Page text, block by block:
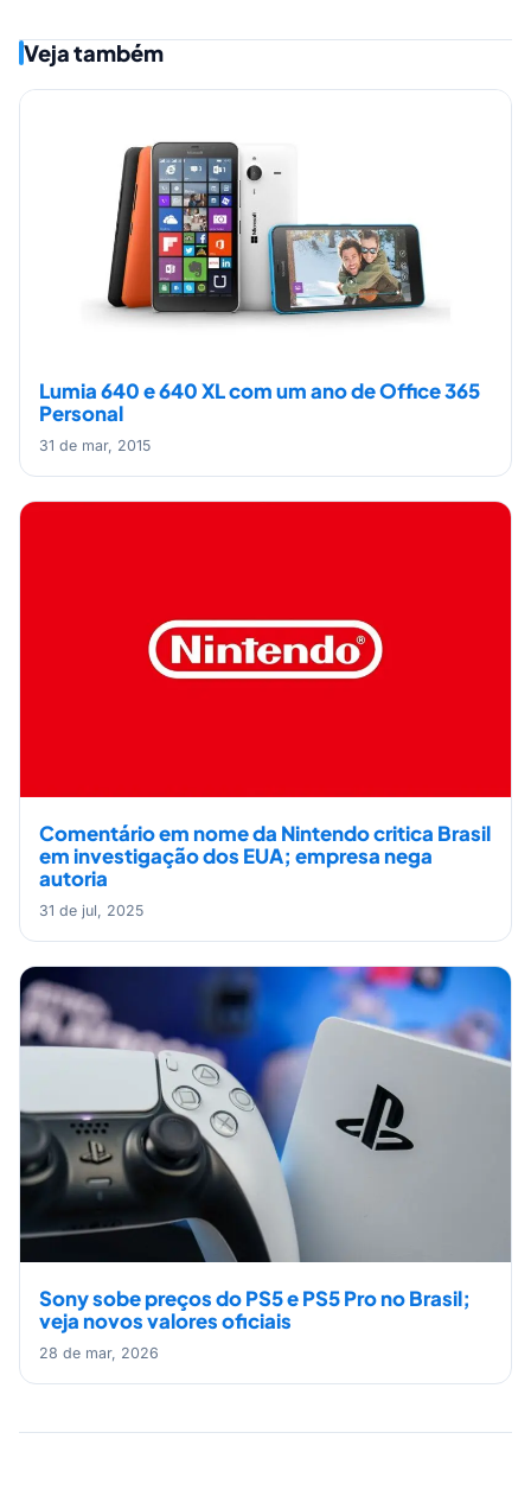
Veja também
Lumia 640 e 640 XL com um ano de Office 365
Personal
31 de mar, 2015
Comentário em nome da Nintendo critica Brasil
em investigação dos EUA; empresa nega
autoria
31 de jul, 2025
Sony sobe preços do PS5 e PS5 Pro no Brasil;
veja novos valores oficiais
28 de mar, 2026